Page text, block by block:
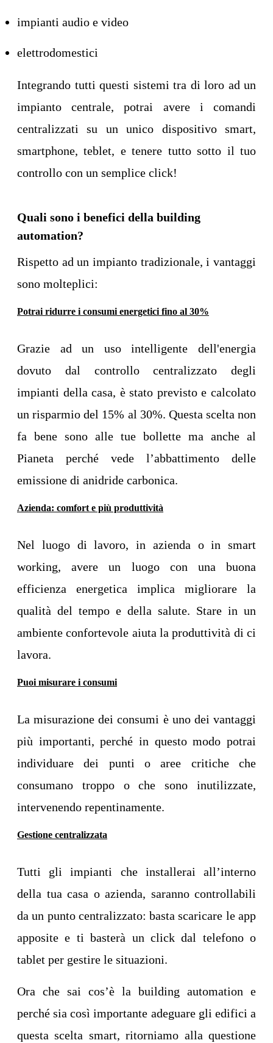
impianti audio e video
elettrodomestici
Integrando tutti questi sistemi tra di loro ad un
impianto centrale, potrai avere i comandi
centralizzati su un unico dispositivo smart,
smartphone, teblet, e tenere tutto sotto il tuo
controllo con un semplice click!
Quali sono i benefici della building
automation?
Rispetto ad un impianto tradizionale, i vantaggi
sono molteplici:
Potrai ridurre i consumi energetici fino al 30%
Grazie ad un uso intelligente dell'energia
dovuto dal controllo centralizzato degli
impianti della casa, è stato previsto e calcolato
un risparmio del 15% al 30%. Questa scelta non
fa bene sono alle tue bollette ma anche al
Pianeta perché vede l’abbattimento delle
emissione di anidride carbonica.
Azienda: comfort e più produttività
Nel luogo di lavoro, in azienda o in smart
working, avere un luogo con una buona
efficienza energetica implica migliorare la
qualità del tempo e della salute. Stare in un
ambiente confortevole aiuta la produttività di ci
lavora.
Puoi misurare i consumi
La misurazione dei consumi è uno dei vantaggi
più importanti, perché in questo modo potrai
individuare dei punti o aree critiche che
consumano troppo o che sono inutilizzate,
intervenendo repentinamente.
Gestione centralizzata
Tutti gli impianti che installerai all’interno
della tua casa o azienda, saranno controllabili
da un punto centralizzato: basta scaricare le app
apposite e ti basterà un click dal telefono o
tablet per gestire le situazioni.
Ora che sai cos’è la building automation e
perché sia così importante adeguare gli edifici a
questa scelta smart, ritorniamo alla questione